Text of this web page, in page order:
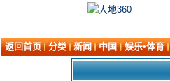
返回首页 分类 新闻 中国 娱乐•体育